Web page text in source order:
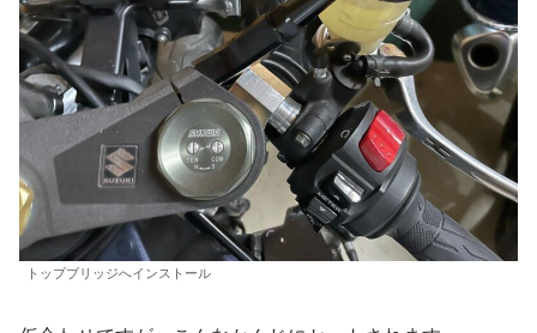
トップブリッジへインストール